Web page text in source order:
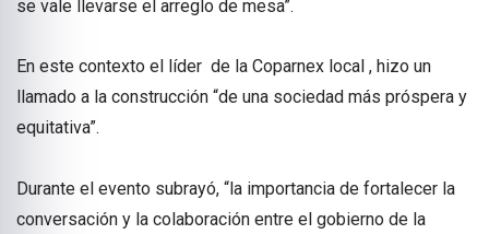
se vale llevarse el arreglo de mesa”.
En este contexto el líder de la Coparnex local , hizo un
llamado a la construcción “de una sociedad más próspera y
equitativa”.
Durante el evento subrayó, “la importancia de fortalecer la
conversación y la colaboración entre el gobierno de la